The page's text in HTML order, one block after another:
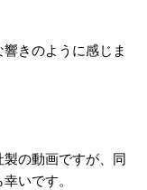
きのように感じま
の動画ですが、 同
いです。